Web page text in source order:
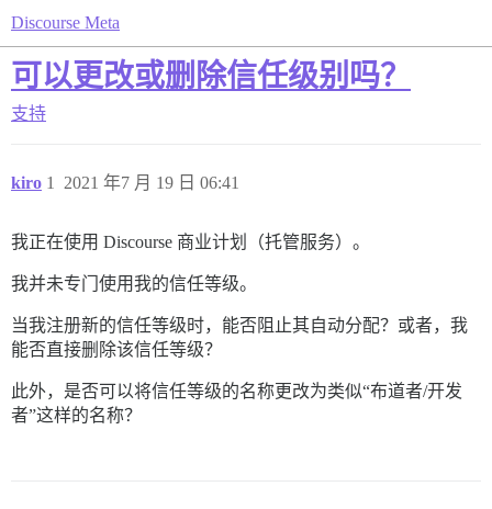
Discourse Meta
可以更改或删除信任级别吗？
支持
kiro 2021 年7 月 19 日 06:41
1
我正在使用 Discourse 商业计划（托管服务）。
我并未专门使用我的信任等级。
当我注册新的信任等级时，能否阻止其自动分配？或者，我
能否直接删除该信任等级？
此外，是否可以将信任等级的名称更改为类似“布道者/开发
者”这样的名称？